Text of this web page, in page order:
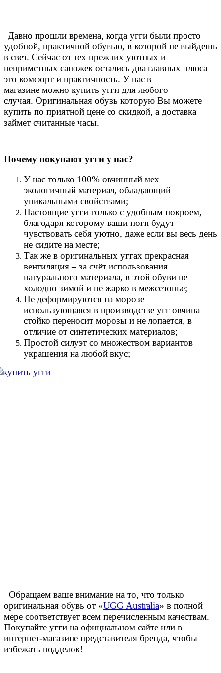
Давно прошли времена, когда угги были просто
удобной, практичной обувью, в которой не выйдешь
в свет. Сейчас от тех прежних уютных и
неприметных сапожек остались два главных плюса –
это комфорт и практичность. У нас в
магазине можно купить угги для любого
случая. Оригинальная обувь которую Вы можете
купить по приятной цене со скидкой, а доставка
займет считанные часы.
Почему покупают угги у нас?
У нас только 100% овчинный мех –
экологичный материал, обладающий
уникальными свойствами;
Настоящие угги только с удобным покроем,
благодаря которому ваши ноги будут
чувствовать себя уютно, даже если вы весь день
не сидите на месте;
Так же в оригинальных уггах прекрасная
вентиляция – за счёт использования
натурального материала, в этой обуви не
холодно зимой и не жарко в межсезонье;
Не деформируются на морозе –
использующаяся в производстве угг овчина
стойко переносит морозы и не лопается, в
отличие от синтетических материалов;
Простой силуэт со множеством вариантов
украшения на любой вкус;
Обращаем ваше внимание на то, что только
оригинальная обувь от «UGG Australia» в полной
мере соответствует всем перечисленным качествам.
Покупайте угги на официальном сайте или в
интернет-магазине представителя бренда, чтобы
избежать подделок!